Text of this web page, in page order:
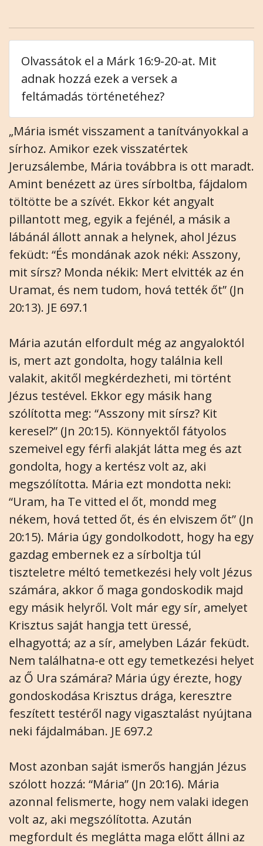
Olvassátok el a Márk 16:9-20-at. Mit
adnak hozzá ezek a versek a
feltámadás történetéhez?
„Mária ismét visszament a tanítványokkal a
sírhoz. Amikor ezek visszatértek
Jeruzsálembe, Mária továbbra is ott maradt.
Amint benézett az üres sírboltba, fájdalom
töltötte be a szívét. Ekkor két angyalt
pillantott meg, egyik a fejénél, a másik a
lábánál állott annak a helynek, ahol Jézus
feküdt: “És mondának azok néki: Asszony,
mit sírsz? Monda nékik: Mert elvitték az én
Uramat, és nem tudom, hová tették őt” (Jn
20:13). JE 697.1
Mária azután elfordult még az angyaloktól
is, mert azt gondolta, hogy találnia kell
valakit, akitől megkérdezheti, mi történt
Jézus testével. Ekkor egy másik hang
szólította meg: “Asszony mit sírsz? Kit
keresel?” (Jn 20:15). Könnyektől fátyolos
szemeivel egy férfi alakját látta meg és azt
gondolta, hogy a kertész volt az, aki
megszólította. Mária ezt mondotta neki:
“Uram, ha Te vitted el őt, mondd meg
nékem, hová tetted őt, és én elviszem őt” (Jn
20:15). Mária úgy gondolkodott, hogy ha egy
gazdag embernek ez a sírboltja túl
tiszteletre méltó temetkezési hely volt Jézus
számára, akkor ő maga gondoskodik majd
egy másik helyről. Volt már egy sír, amelyet
Krisztus saját hangja tett üressé,
elhagyottá; az a sír, amelyben Lázár feküdt.
Nem találhatna-e ott egy temetkezési helyet
az Ő Ura számára? Mária úgy érezte, hogy
gondoskodása Krisztus drága, keresztre
feszített testéről nagy vigasztalást nyújtana
neki fájdalmában. JE 697.2
Most azonban saját ismerős hangján Jézus
szólott hozzá: “Mária” (Jn 20:16). Mária
azonnal felismerte, hogy nem valaki idegen
volt az, aki megszólította. Azután
megfordult és meglátta maga előtt állni az